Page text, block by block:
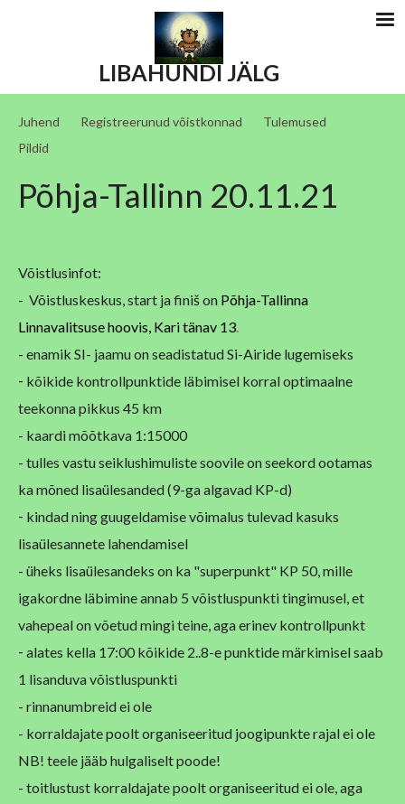
LIBAHUNDI JÄLG
Juhend Registreerunud võistkonnad
Tulemused
Pildid
Põhja-Tallinn 20.11.21
Võistlusinfot:
- Võistluskeskus, start ja finiš on Põhja-Tallinna
Linnavalitsuse hoovis, Kari tänav 13.
- enamik SI- jaamu on seadistatud Si-Airide lugemiseks
- kõikide kontrollpunktide läbimisel korral optimaalne
teekonna pikkus 45 km
- kaardi mõõtkava 1:15000
- tulles vastu seiklushimuliste soovile on seekord ootamas
ka mõned lisaülesanded (9-ga algavad KP-d)
- kindad ning guugeldamise võimalus tulevad kasuks
lisaülesannete lahendamisel
- üheks lisaülesandeks on ka "superpunkt" KP 50, mille
igakordne läbimine annab 5 võistluspunkti tingimusel, et
vahepeal on võetud mingi teine, aga erinev kontrollpunkt
- alates kella 17:00 kõikide 2..8-e punktide märkimisel saab
1 lisanduva võistluspunkti
- rinnanumbreid ei ole
- korraldajate poolt organiseeritud joogipunkte rajal ei ole
NB! teele jääb hulgaliselt poode!
- toitlustust korraldajate poolt organiseeritud ei ole, aga